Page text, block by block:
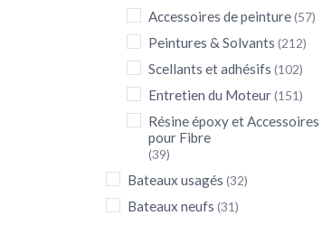
Accessoires de peinture(57)
Peintures & Solvants (212)
Scellants et adhésifs (102)
Entretien du Moteur(151)
Résine époxy et Accessoires
pour Fibre
(39)
Bateaux usagés (32)
Bateaux neufs (31)